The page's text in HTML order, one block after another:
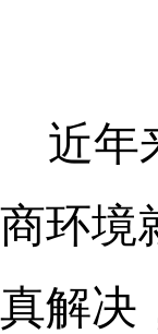
近年
商环境
真解决